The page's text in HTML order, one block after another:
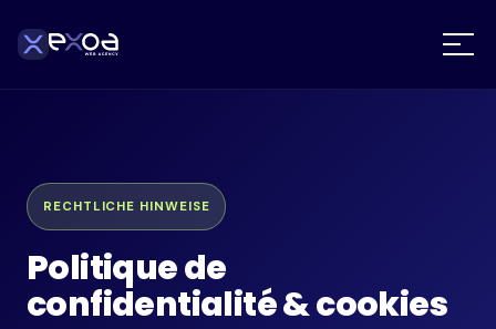
RECHTLICHE HINWEISE
Politique de
confidentialité & cookies